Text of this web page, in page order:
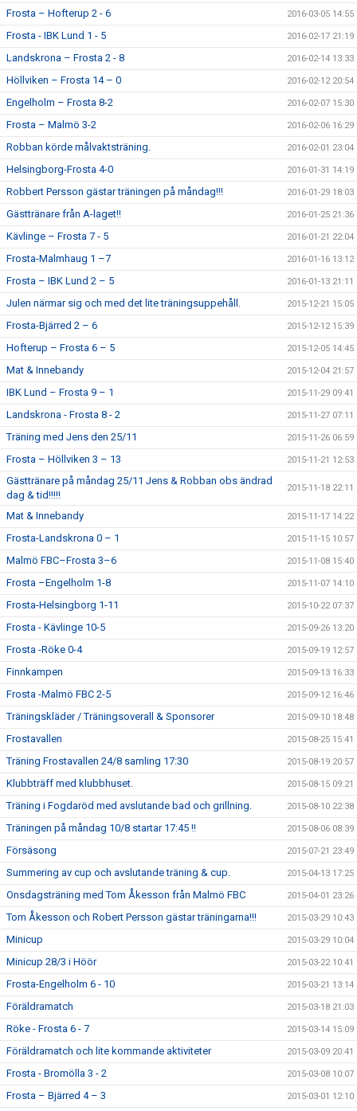
Frosta – Hofterup 2 - 6 2016-03-05 14:55
Frosta - IBK Lund 1 - 5 2016-02-17 21:19
Landskrona – Frosta 2 - 8 2016-02-14 13:33
Höllviken – Frosta 14 – 0 2016-02-12 20:54
Engelholm – Frosta 8-2 2016-02-07 15:30
Frosta – Malmö 3-2 2016-02-06 16:29
Robban körde målvaktsträning. 2016-02-01 23:04
Helsingborg-Frosta 4-0 2016-01-31 14:19
Robbert Persson gästar träningen på måndag!!! 2016-01-29 18:03
Gästtränare från A-laget!! 2016-01-25 21:36
Kävlinge – Frosta 7 - 5 2016-01-21 22:04
Frosta-Malmhaug 1 –7 2016-01-16 13:12
Frosta – IBK Lund 2 – 5 2016-01-13 21:11
Julen närmar sig och med det lite träningsuppehåll. 2015-12-21 15:05
Frosta-Bjärred 2 – 6 2015-12-12 15:39
Hofterup – Frosta 6 – 5 2015-12-05 14:45
Mat & Innebandy 2015-12-04 21:57
IBK Lund – Frosta 9 – 1 2015-11-29 09:41
Landskrona - Frosta 8 - 2 2015-11-27 07:11
Träning med Jens den 25/11 2015-11-26 06:59
Frosta – Höllviken 3 – 13 2015-11-21 12:53
Gästtränare på måndag 25/11 Jens & Robban obs ändrad
dag & tid!!!!!
2015-11-18 22:11
Mat & Innebandy 2015-11-17 14:22
Frosta-Landskrona 0 – 1 2015-11-15 10:57
Malmö FBC–Frosta 3–6 2015-11-08 15:40
Frosta –Engelholm 1-8 2015-11-07 14:10
Frosta-Helsingborg 1-11 2015-10-22 07:37
Frosta - Kävlinge 10-5 2015-09-26 13:20
Frosta -Röke 0-4 2015-09-19 12:57
Finnkampen 2015-09-13 16:33
Frosta -Malmö FBC 2-5 2015-09-12 16:46
Träningskläder / Träningsoverall & Sponsorer 2015-09-10 18:48
Frostavallen 2015-08-25 15:41
Träning Frostavallen 24/8 samling 17:30 2015-08-19 20:57
Klubbträff med klubbhuset. 2015-08-15 09:21
Träning i Fogdaröd med avslutande bad och grillning. 2015-08-10 22:38
Träningen på måndag 10/8 startar 17:45 !! 2015-08-06 08:39
Försäsong 2015-07-21 23:49
Summering av cup och avslutande träning & cup. 2015-04-13 17:25
Onsdagsträning med Tom Åkesson från Malmö FBC 2015-04-01 23:26
Tom Åkesson och Robert Persson gästar träningarna!!! 2015-03-29 10:43
Minicup 2015-03-29 10:04
Minicup 28/3 i Höör 2015-03-22 10:41
Frosta-Engelholm 6 - 10 2015-03-21 13:14
Föräldramatch 2015-03-18 21:03
Röke - Frosta 6 - 7 2015-03-14 15:09
Föräldramatch och lite kommande aktiviteter 2015-03-09 20:41
Frosta - Bromölla 3 - 2 2015-03-08 10:07
Frosta – Bjärred 4 – 3 2015-03-01 12:10